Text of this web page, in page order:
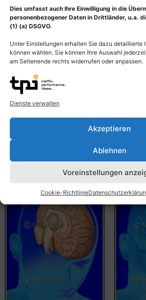
Dies umfasst auch Ihre Einwilligung in die
personenbezogener Daten in Drittländer, u.a.
(1) (a) DSGVO.
Unter Einstellungen erhalten Sie dazu detaillierte
können wählen. Sie können Ihre Auswahl
am Seitenende rechts widerrufen oder anpassen.
Dienste verwalten
Akzeptieren
Ablehnen
Voreinstellungen
Cookie-Richtlinie
Kopfschmerz (Cephalgie),
Gehirn mit
Spannungskopfschmerz
55,00€–